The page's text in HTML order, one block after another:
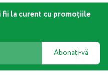
la curent cu promoțiile
Abonați-vă